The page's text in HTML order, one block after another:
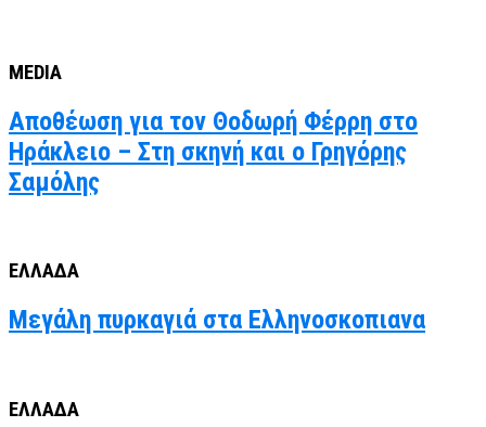
MEDIA
Αποθέωση για τον Θοδωρή Φέρρη στο
Ηράκλειο – Στη σκηνή και ο Γρηγόρης
Σαμόλης
ΕΛΛΑΔΑ
Μεγάλη πυρκαγιά στα Ελληνοσκοπιανα
ΕΛΛΑΔΑ